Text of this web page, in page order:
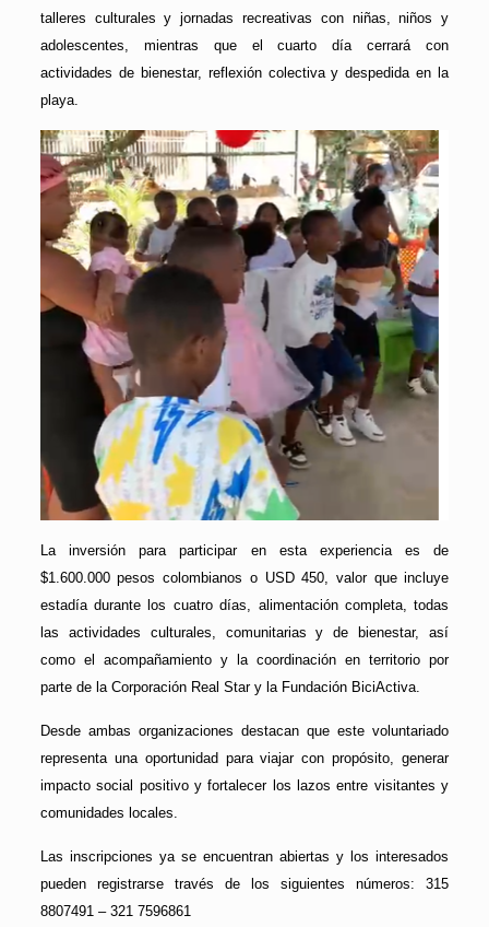
talleres culturales y jornadas recreativas con niñas, niños y
adolescentes, mientras que el cuarto día cerrará con
actividades de bienestar, reflexión colectiva y despedida en la
playa.
La inversión para participar en esta experiencia es de
$1.600.000 pesos colombianos o USD 450, valor que incluye
estadía durante los cuatro días, alimentación completa, todas
las actividades culturales, comunitarias y de bienestar, así
como el acompañamiento y la coordinación en territorio por
parte de la Corporación Real Star y la Fundación BiciActiva.
Desde ambas organizaciones destacan que este voluntariado
representa una oportunidad para viajar con propósito, generar
impacto social positivo y fortalecer los lazos entre visitantes y
comunidades locales.
Las inscripciones ya se encuentran abiertas y los interesados
pueden registrarse través de los siguientes números: 315
8807491 – 321 7596861